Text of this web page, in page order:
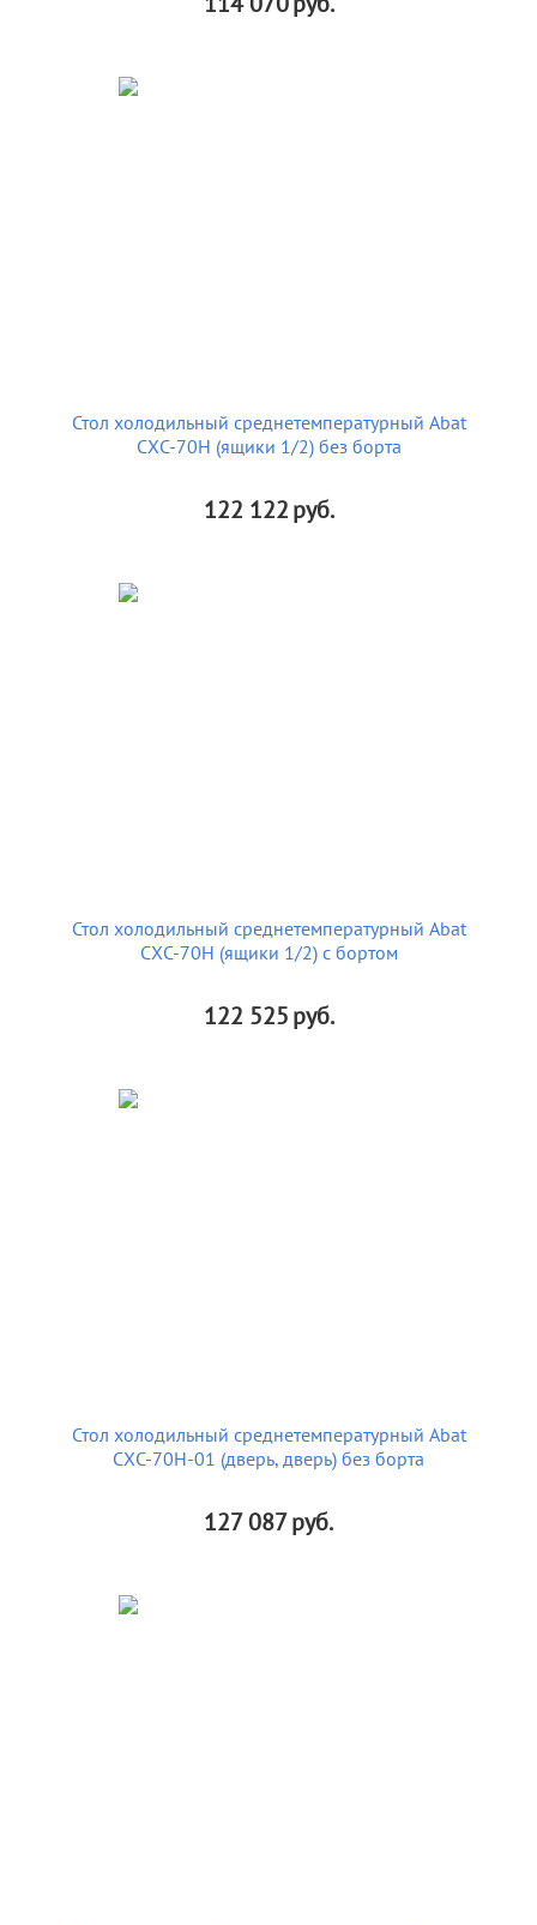
Стол холодильный среднетемпературный Abat
СХС-70Н (ящики 1/2) без борта
122 122руб.
Стол холодильный среднетемпературный Abat
СХС-70Н (ящики 1/2) с бортом
122 525руб.
Стол холодильный среднетемпературный Abat
СХС-70Н-01 (дверь, дверь) без борта
127 087руб.